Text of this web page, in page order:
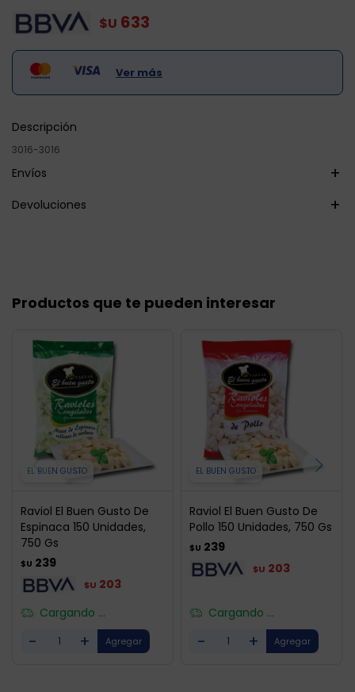
$U 633
Ver más
Descripción
3016-3016
Envíos
Devoluciones
Productos que te pueden interesar
EL BUEN GUSTO
Raviol El Buen Gusto De
Espinaca 150 Unidades,
750 Gs
$U 239
$U 203
Cargando ...
- +
EL BUEN GUSTO
Raviol El Buen Gusto De
Pollo 150 Unidades, 750 Gs
$U 239
$U 203
Cargando ...
- +